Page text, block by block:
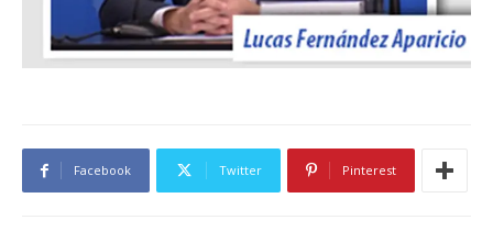
Facebook Twitter Pinterest